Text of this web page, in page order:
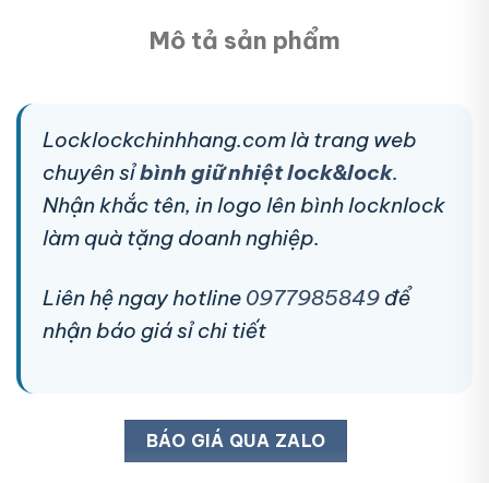
Mô tả sản phẩm
Locklockchinhhang.com là trang web
chuyên sỉbình giữ nhiệt lock&lock.
Nhận khắc tên, in logo lên bình locknlock
làm quà tặng doanh nghiệp.
Liên hệ ngay hotline 0977985849 để
nhận báo giá sỉ chi tiết
BÁO GIÁ QUA ZALO